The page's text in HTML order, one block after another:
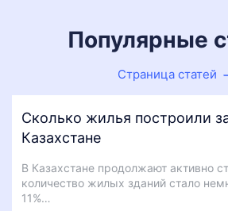
Популярные
Страница статей
Сколько жилья построили
Казахстане
В Казахстане продолжают активно
количество жилых зданий стало
11%…